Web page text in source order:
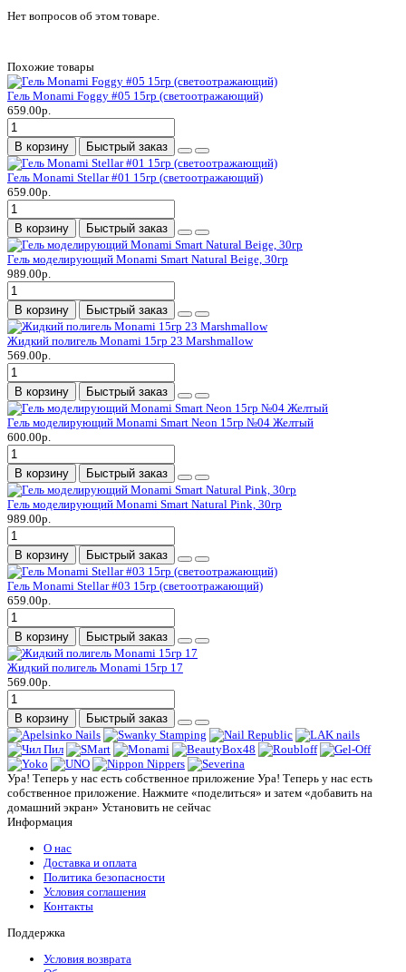
Нет вопросов об этом товаре.
Похожие товары
Гель Monami Foggy #05 15гр (светоотражающий)
659.00р.
В корзину Быстрый заказ
Гель Monami Stellar #01 15гр (светоотражающий)
659.00р.
В корзину Быстрый заказ
Гель моделирующий Monami Smart Natural Beige, 30гр
989.00р.
В корзину Быстрый заказ
Жидкий полигель Monami 15гр 23 Marshmallow
569.00р.
В корзину Быстрый заказ
Гель моделирующий Monami Smart Neon 15гр №04 Желтый
600.00р.
В корзину Быстрый заказ
Гель моделирующий Monami Smart Natural Pink, 30гр
989.00р.
В корзину Быстрый заказ
Гель Monami Stellar #03 15гр (светоотражающий)
659.00р.
В корзину Быстрый заказ
Жидкий полигель Monami 15гр 17
569.00р.
В корзину Быстрый заказ
Ура! Теперь у нас есть собственное приложение Ура! Теперь у нас есть
собственное приложение. Нажмите «поделиться» и затем «добавить на
домашний экран» Установить не сейчас
Информация
О нас
Доставка и оплата
Политика безопасности
Условия соглашения
Контакты
Поддержка
Условия возврата